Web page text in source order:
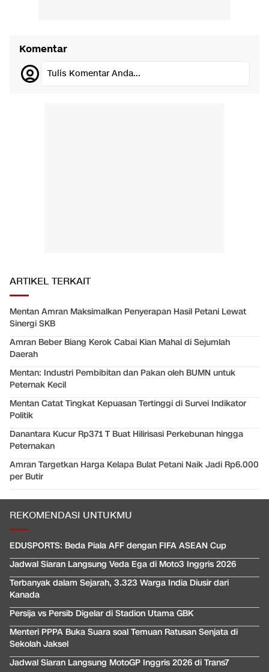
Komentar
Tulis Komentar Anda...
ARTIKEL TERKAIT
Mentan Amran Maksimalkan Penyerapan Hasil Petani Lewat
Sinergi SKB
Amran Beber Biang Kerok Cabai Kian Mahal di Sejumlah
Daerah
Mentan: Industri Pembibitan dan Pakan oleh BUMN untuk
Peternak Kecil
Mentan Catat Tingkat Kepuasan Tertinggi di Survei Indikator
Politik
Danantara Kucur Rp371 T Buat Hilirisasi Perkebunan hingga
Peternakan
Amran Targetkan Harga Kelapa Bulat Petani Naik Jadi Rp6.000
per Butir
REKOMENDASI UNTUKMU
EDUSPORTS: Beda Piala AFF dengan FIFA ASEAN Cup
Jadwal Siaran Langsung Veda Ega di Moto3 Inggris 2026
Terbanyak dalam Sejarah, 3.323 Warga India Diusir dari
Kanada
Persija vs Persib Digelar di Stadion Utama GBK
Menteri PPPA Buka Suara soal Temuan Ratusan Senjata di
Sekolah Jaksel
Jadwal Siaran Langsung MotoGP Inggris 2026 di Trans7